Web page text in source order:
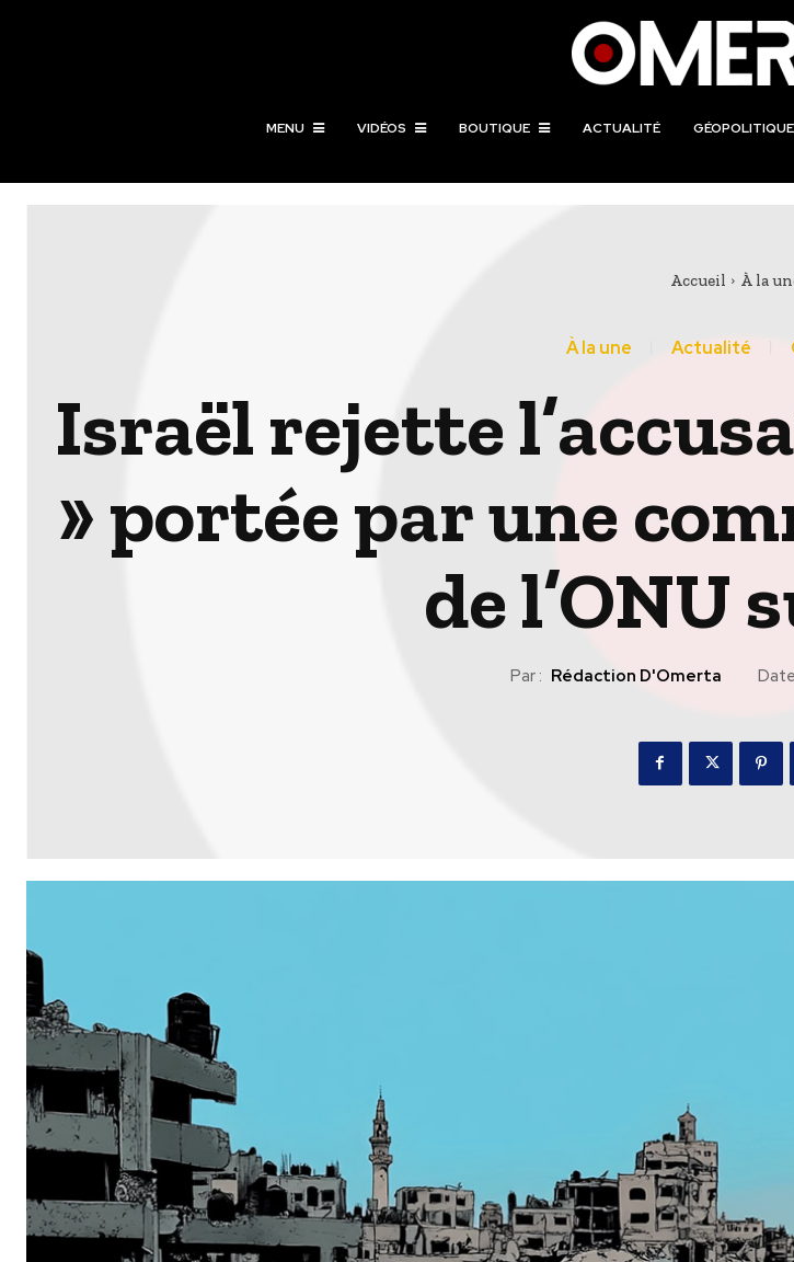
MENU VIDÉOS BOUTIQUE ACTUALITÉ GÉOPOLITIQUE
Accueil À la
À la une Actualité
Israël rejette
» portée par une
de l’ONU
Par : Rédaction D'Omerta